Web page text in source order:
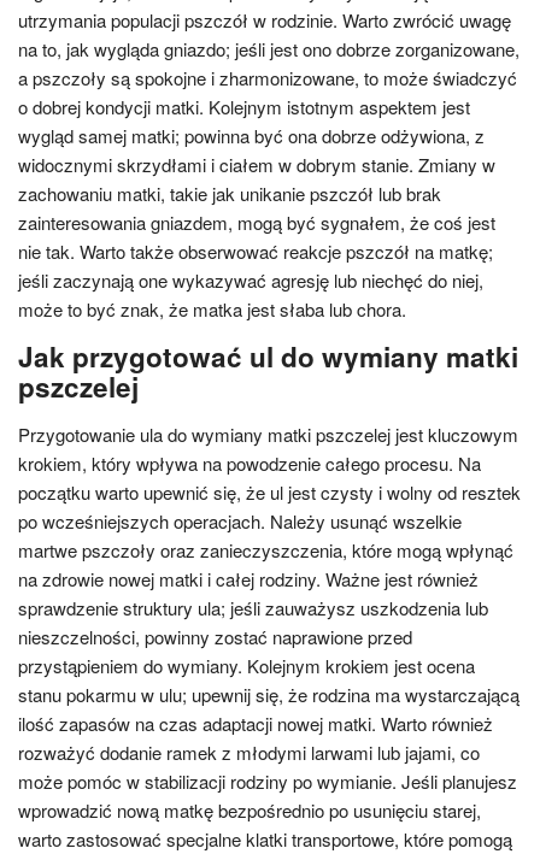
utrzymania populacji pszczół w rodzinie. Warto zwrócić uwagę
na to, jak wygląda gniazdo; jeśli jest ono dobrze zorganizowane,
a pszczoły są spokojne i zharmonizowane, to może świadczyć
o dobrej kondycji matki. Kolejnym istotnym aspektem jest
wygląd samej matki; powinna być ona dobrze odżywiona, z
widocznymi skrzydłami i ciałem w dobrym stanie. Zmiany w
zachowaniu matki, takie jak unikanie pszczół lub brak
zainteresowania gniazdem, mogą być sygnałem, że coś jest
nie tak. Warto także obserwować reakcje pszczół na matkę;
jeśli zaczynają one wykazywać agresję lub niechęć do niej,
może to być znak, że matka jest słaba lub chora.
Jak przygotować ul do wymiany matki
pszczelej
Przygotowanie ula do wymiany matki pszczelej jest kluczowym
krokiem, który wpływa na powodzenie całego procesu. Na
początku warto upewnić się, że ul jest czysty i wolny od resztek
po wcześniejszych operacjach. Należy usunąć wszelkie
martwe pszczoły oraz zanieczyszczenia, które mogą wpłynąć
na zdrowie nowej matki i całej rodziny. Ważne jest również
sprawdzenie struktury ula; jeśli zauważysz uszkodzenia lub
nieszczelności, powinny zostać naprawione przed
przystąpieniem do wymiany. Kolejnym krokiem jest ocena
stanu pokarmu w ulu; upewnij się, że rodzina ma wystarczającą
ilość zapasów na czas adaptacji nowej matki. Warto również
rozważyć dodanie ramek z młodymi larwami lub jajami, co
może pomóc w stabilizacji rodziny po wymianie. Jeśli planujesz
wprowadzić nową matkę bezpośrednio po usunięciu starej,
warto zastosować specjalne klatki transportowe, które pomogą